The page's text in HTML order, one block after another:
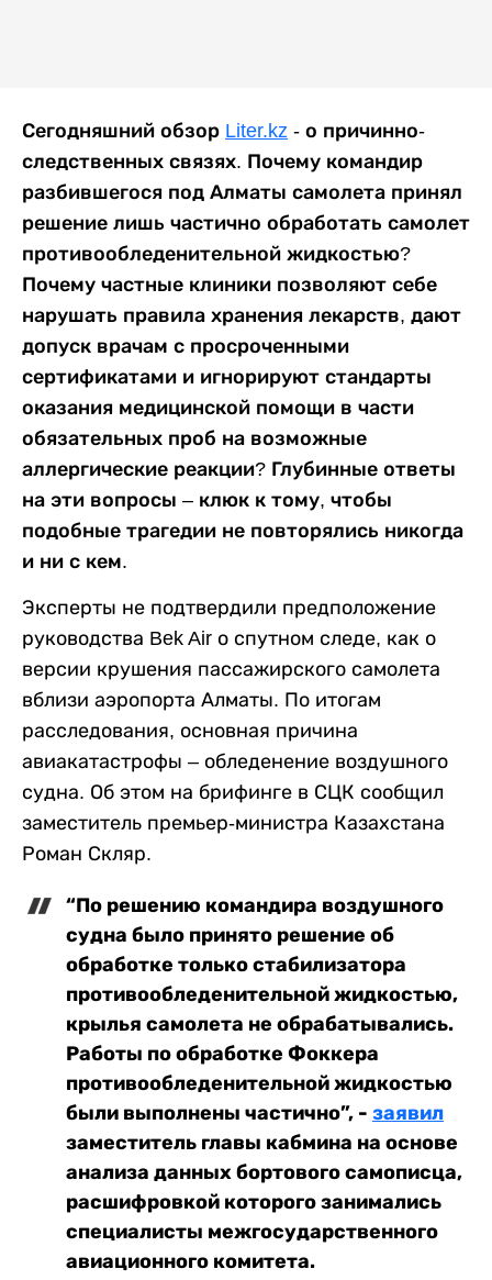
Сегодняшний обзор Liter.kz - о причинно-
следственных связях. Почему командир
разбившегося под Алматы самолета принял
решение лишь частично обработать самолет
противообледенительной жидкостью?
Почему частные клиники позволяют себе
нарушать правила хранения лекарств, дают
допуск врачам с просроченными
сертификатами и игнорируют стандарты
оказания медицинской помощи в части
обязательных проб на возможные
аллергические реакции? Глубинные ответы
на эти вопросы – клюк к тому, чтобы
подобные трагедии не повторялись никогда
и ни с кем.
Эксперты не подтвердили предположение
руководства Bek Air о спутном следе, как о
версии крушения пассажирского самолета
вблизи аэропорта Алматы. По итогам
расследования, основная причина
авиакатастрофы – обледенение воздушного
судна. Об этом на брифинге в СЦК сообщил
заместитель премьер-министра Казахстана
Роман Скляр.
“По решению командира воздушного
судна было принято решение об
обработке только стабилизатора
противообледенительной жидкостью,
крылья самолета не обрабатывались.
Работы по обработке Фоккера
противообледенительной жидкостью
были выполнены частично”, - заявил
заместитель главы кабмина на основе
анализа данных бортового самописца,
расшифровкой которого занимались
специалисты межгосударственного
авиационного комитета.